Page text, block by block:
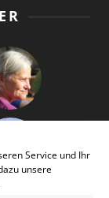
Service und Ihr
unsere